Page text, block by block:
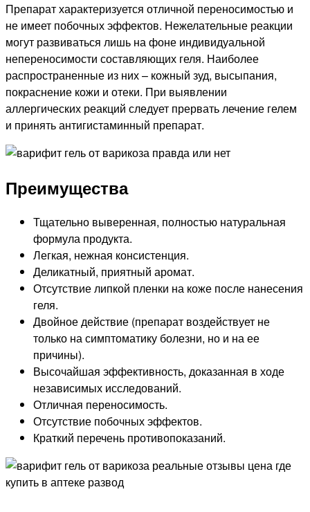
Препарат характеризуется отличной переносимостью и
не имеет побочных эффектов. Нежелательные реакции
могут развиваться лишь на фоне индивидуальной
непереносимости составляющих геля. Наиболее
распространенные из них – кожный зуд, высыпания,
покраснение кожи и отеки. При выявлении
аллергических реакций следует прервать лечение гелем
и принять антигистаминный препарат.
Преимущества
Тщательно выверенная, полностью натуральная
формула продукта.
Легкая, нежная консистенция.
Деликатный, приятный аромат.
Отсутствие липкой пленки на коже после нанесения
геля.
Двойное действие (препарат воздействует не
только на симптоматику болезни, но и на ее
причины).
Высочайшая эффективность, доказанная в ходе
независимых исследований.
Отличная переносимость.
Отсутствие побочных эффектов.
Краткий перечень противопоказаний.